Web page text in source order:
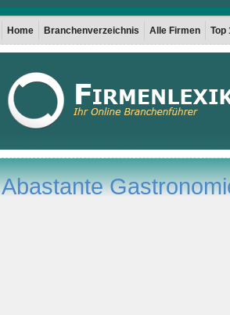
Home Branchenverzeichnis Alle Firmen Top
Abastante